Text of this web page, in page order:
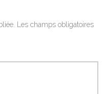
Les champs obligatoires